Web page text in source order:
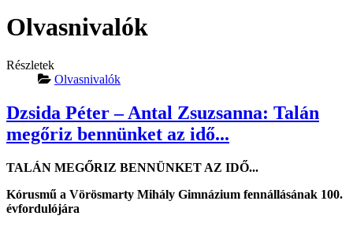
Olvasnivalók
Részletek
Olvasnivalók
Dzsida Péter – Antal Zsuzsanna: Talán
megőriz bennünket az idő...
TALÁN MEGŐRIZ BENNÜNKET AZ IDŐ...
Kórusmű a Vörösmarty Mihály Gimnázium fennállásának 100.
évfordulójára